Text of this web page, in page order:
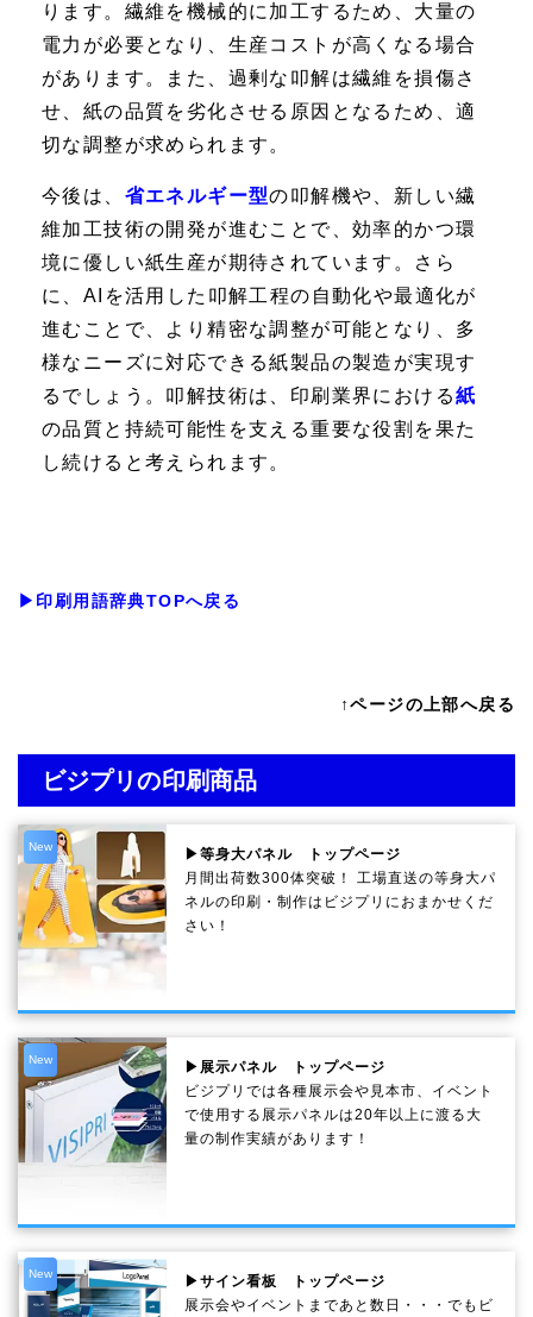
ります。繊維を機械的に加工するため、大量の
電力が必要となり、生産コストが高くなる場合
があります。また、過剰な叩解は繊維を損傷さ
せ、紙の品質を劣化させる原因となるため、適
切な調整が求められます。
今後は、 省エネルギー型の叩解機や、新しい繊
維加工技術の開発が進むことで、効率的かつ環
境に優しい紙生産が期待されています。さら
に、AIを活用した叩解工程の自動化や最適化が
進むことで、より精密な調整が可能となり、多
様なニーズに対応できる紙製品の製造が実現す
るでしょう。叩解技術は、印刷業界における紙
の品質と持続可能性を支える重要な役割を果た
し続けると考えられます。
▶印刷用語辞典TOPへ戻る
↑ページの上部へ戻る
ビジプリの印刷商品
New
▶等身大パネル トップページ
月間出荷数300体突破！ 工場直送の等身大パ
ネルの印刷・制作は ビジプリ におまかせくだ
さい！
New
▶展示パネル トップページ
ビジプリでは各種展示会や見本市、イベント
で使用する展示パネルは20年以上に渡る大
量の制作実績があります！
New
▶サイン看板 トップページ
展示会やイベントまであと数日・・・でもビ